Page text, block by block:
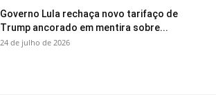
Governo Lula rechaça novo tarifaço de
Trump ancorado em mentira sobre...
24 de julho de 2026